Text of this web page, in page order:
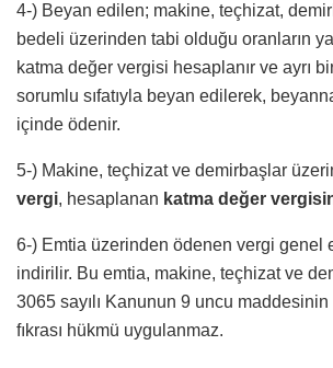
4-) Beyan edilen; makine, teçhizat,
bedeli üzerinden tabi olduğu oranların
katma değer vergisi hesaplanır ve ayrı
sorumlu sıfatıyla beyan edilerek,
içinde ödenir.
5-) Makine, teçhizat ve demirbaşlar
vergi, hesaplanan katma değer
6-) Emtia üzerinden ödenen vergi genel
indirilir. Bu emtia, makine, teçhizat ve
3065 sayılı Kanunun 9 uncu maddesinin
fıkrası hükmü uygulanmaz.